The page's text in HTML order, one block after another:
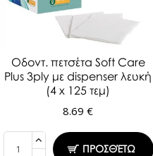
Oδοντ. πετσέτα Soft Care
Plus 3ply με dispenser λευκή
(4 x 125 τεμ)
8.69 €
ΠΡΟΣΘΈΤΩ